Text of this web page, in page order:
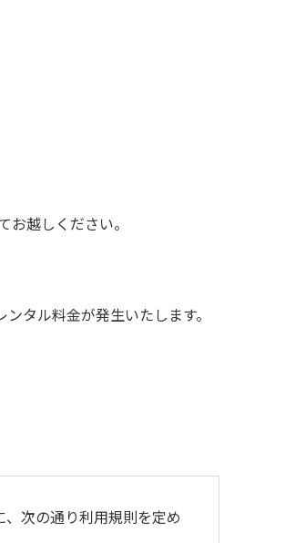
越しください。
タル料金が発生いたします。
次の通り利⽤規則を定め